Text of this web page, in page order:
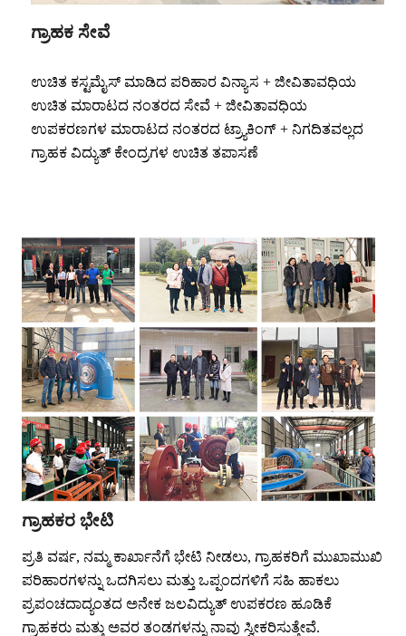
ಗ್ರಾಹಕ ಸೇವೆ
ಉಚಿತ ಕಸ್ಟಮೈಸ್ ಮಾಡಿದ ಪರಿಹಾರ ವಿನ್ಯಾಸ + ಜೀವಿತಾವಧಿಯ
ಉಚಿತ ಮಾರಾಟದ ನಂತರದ ಸೇವೆ + ಜೀವಿತಾವಧಿಯ
ಉಪಕರಣಗಳ ಮಾರಾಟದ ನಂತರದ ಟ್ರ್ಯಾಕಿಂಗ್ + ನಿಗದಿತವಲ್ಲದ
ಗ್ರಾಹಕ ವಿದ್ಯುತ್ ಕೇಂದ್ರಗಳ ಉಚಿತ ತಪಾಸಣೆ
ಗ್ರಾಹಕರ ಭೇಟಿ
ಪ್ರತಿ ವರ್ಷ, ನಮ್ಮ ಕಾರ್ಖಾನೆಗೆ ಭೇಟಿ ನೀಡಲು, ಗ್ರಾಹಕರಿಗೆ ಮುಖಾಮುಖಿ
ಪರಿಹಾರಗಳನ್ನು ಒದಗಿಸಲು ಮತ್ತು ಒಪ್ಪಂದಗಳಿಗೆ ಸಹಿ ಹಾಕಲು
ಪ್ರಪಂಚದಾದ್ಯಂತದ ಅನೇಕ ಜಲವಿದ್ಯುತ್ ಉಪಕರಣ ಹೂಡಿಕೆ
ಗ್ರಾಹಕರು ಮತ್ತು ಅವರ ತಂಡಗಳನ್ನು ನಾವು ಸ್ವೀಕರಿಸುತ್ತೇವೆ.